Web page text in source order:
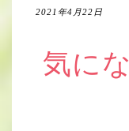
2021年4月22日
気に